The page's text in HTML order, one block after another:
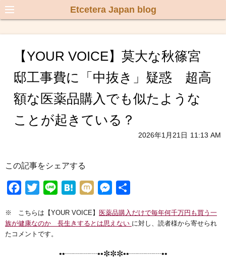
Etcetera Japan blog
【YOUR VOICE】莫大な秋篠宮
邸工事費に「中抜き」疑惑 超高
額な医薬品購入でも似たような
ことが起きている？
2026年1月21日 11:13 AM
この記事をシェアする
c
e
i
t
n
H
t
e
M
x
s
n
※ こちらは【YOUR VOICE】 医薬品購入だけで毎年何千万円も買う一
族が健康なのか 長生きするとは思えない に対し、読者様から寄せられ
たコメントです。
••┈┈┈┈••✼✼✼••┈┈┈┈••